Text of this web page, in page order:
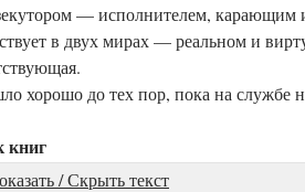
— исполнителем,
в двух мирах — реальном и
хорошо до тех пор, пока на службе
книг
/ Скрыть текст